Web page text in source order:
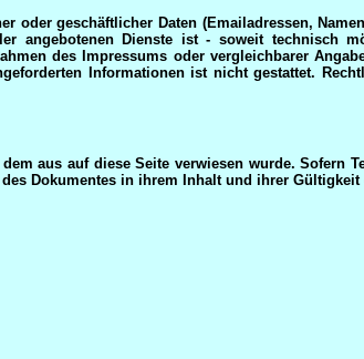
geschäftlicher Daten (Emailadressen,
angebotenen Dienste ist - soweit technisch
des Impressums oder vergleichbarer
Informationen ist nicht gestattet.
aus auf diese Seite verwiesen wurde. Sofern
Dokumentes in ihrem Inhalt und ihrer Gültigkeit